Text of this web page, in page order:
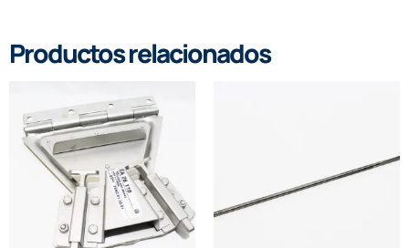
Productos relacionados